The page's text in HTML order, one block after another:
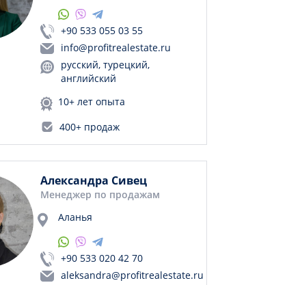
+90 533 055 03 55
info@profitrealestate.ru
русский, турецкий,
английский
10+ лет опыта
400+ продаж
Александра Сивец
Менеджер по продажам
Аланья
+90 533 020 42 70
aleksandra@profitrealestate.ru